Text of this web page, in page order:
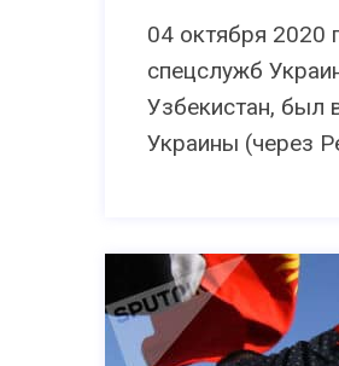
04 октября 2020
спецслужб
Узбекистан, был
Украины (через